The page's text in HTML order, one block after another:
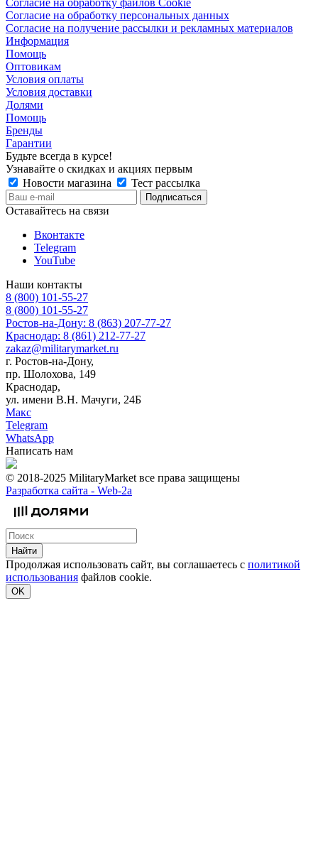
Согласие на обработку персональных данных
Согласие на получение рассылки и рекламных материалов
Информация
Помощь
Оптовикам
Условия оплаты
Условия доставки
Долями
Помощь
Бренды
Гарантии
Будьте всегда в курсе!
Узнавайте о скидках и акциях первым
Новости магазина
Тест рассылка
Оставайтесь на связи
Вконтакте
Telegram
YouTube
Наши контакты
8 (800) 101-55-27
8 (800) 101-55-27
Ростов-на-Дону: 8 (863) 207-77-27
Краснодар: 8 (861) 212-77-27
zakaz@militarymarket.ru
г. Ростов-на-Дону,
пр. Шолохова, 149
Краснодар,
ул. имени В.Н. Мачуги, 24Б
Макс
Telegram
WhatsApp
Написать нам
© 2018-2025 MilitaryMarket все права защищены
Разработка сайта - Web-2a
Найти
Продолжая использовать сайт, вы соглашаетесь с политикой
использования файлов cookie.
OK